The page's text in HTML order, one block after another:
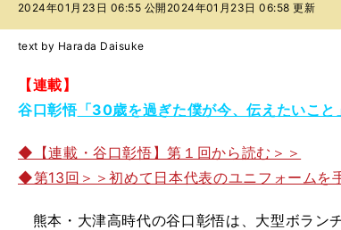
ィ
ー
バ
2024年01月23日 06:55 公開 2024年01月23日 06:58 更新
text by Harada Daisuke
【連載】
谷口彰悟「30歳を過ぎた僕が今、伝えたいこと
◆【連載・谷口彰悟】第１回から読む＞＞
◆第13回＞＞初めて日本代表のユニフォームを
熊本・大津高時代の谷口彰悟は、大型ボラン